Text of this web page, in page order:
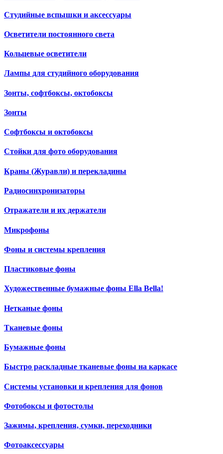
Студийные вспышки и аксессуары
Осветители постоянного света
Кольцевые осветители
Лампы для студийного оборудования
Зонты, софтбоксы, октобоксы
Зонты
Софтбоксы и октобоксы
Стойки для фото оборудования
Краны (Журавли) и перекладины
Радиосинхронизаторы
Отражатели и их держатели
Микрофоны
Фоны и системы крепления
Пластиковые фоны
Художественные бумажные фоны Ella Bella!
Нетканые фоны
Тканевые фоны
Бумажные фоны
Быстро раскладные тканевые фоны на каркасе
Системы установки и крепления для фонов
Фотобоксы и фотостолы
Зажимы, крепления, сумки, переходники
Фотоаксессуары